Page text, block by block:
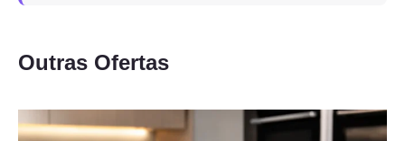
Outras Ofertas